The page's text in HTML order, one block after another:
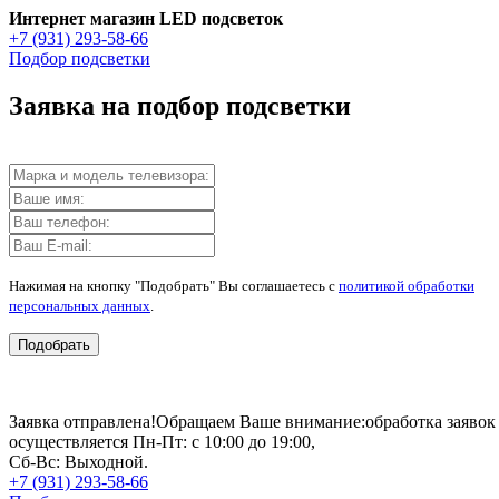
Интернет магазин LED подсветок
+7 (931) 293-58-66
Подбор подсветки
Заявка на подбор подсветки
Нажимая на кнопку "Подобрать" Вы соглашаетесь с политикой обработки
персональных данных
Подобрать
Заявка отправлена!Обращаем Ваше внимание:обработка заявок
осуществляется Пн-Пт: с 10:00 до 19:00,
Сб-Вс: Выходной.
+7 (931) 293-58-66